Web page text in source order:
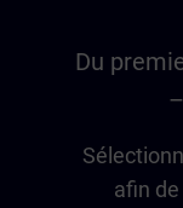
Du
afin